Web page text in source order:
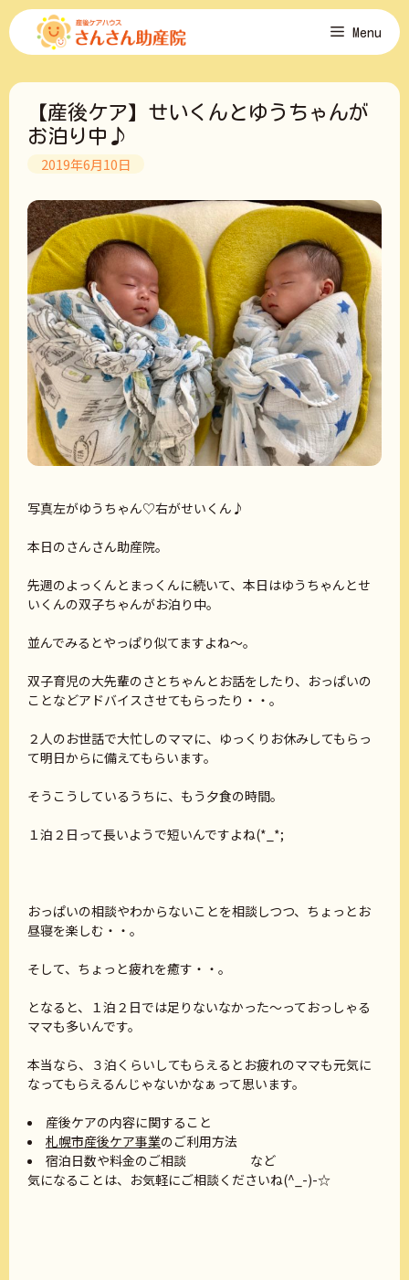
コ
ン
ツ
Menu
【産後ケア】せいくんとゆうちゃんが
お泊り中♪
2019年6月10日
写真左がゆうちゃん♡右がせいくん♪
本日のさんさん助産院。
先週のよっくんとまっくんに続いて、本日はゆうちゃんとせ
いくんの双子ちゃんがお泊り中。
並んでみるとやっぱり似てますよね～。
双子育児の大先輩のさとちゃんとお話をしたり、おっぱいの
ことなどアドバイスさせてもらったり・・。
２人のお世話で大忙しのママに、ゆっくりお休みしてもらっ
て明日からに備えてもらいます。
そうこうしているうちに、もう夕食の時間。
１泊２日って長いようで短いんですよね(*_*;
おっぱいの相談やわからないことを相談しつつ、ちょっとお
昼寝を楽しむ・・。
そして、ちょっと疲れを癒す・・。
となると、１泊２日では足りないなかった～っておっしゃる
ママも多いんです。
本当なら、３泊くらいしてもらえるとお疲れのママも元気に
なってもらえるんじゃないかなぁって思います。
産後ケアの内容に関すること
札幌市産後ケア事業のご利用方法
宿泊日数や料金のご相談 など
気になることは、お気軽にご相談くださいね(^_-)-☆